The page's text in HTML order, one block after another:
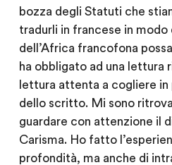
bozza degli Statuti che
tradurli in francese in modo
dell’Africa francofona
ha obbligato ad una lettura
lettura attenta a cogliere
dello scritto. Mi sono
guardare con attenzione il
Carisma. Ho fatto
profondità, ma anche di